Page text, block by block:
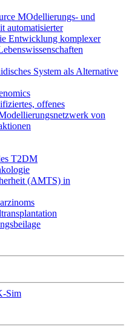
MOdellierungs- und
automatisierter
Entwicklung komplexer
System als Alternative
offenes
von
T2DM
(AMTS) in
Sim